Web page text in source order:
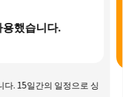
했습니다.
. 15일간의 일정으로 싱